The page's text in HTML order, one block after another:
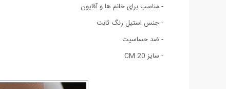
- مناسب برای خانم ها و آقایون
- جنس استیل رنگ ثابت
- ضد حساسیت
- سایز 20 CM